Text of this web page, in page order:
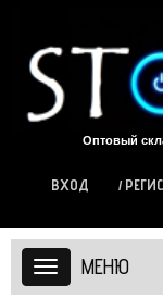
Оптовый
ВХОД
МЕНЮ